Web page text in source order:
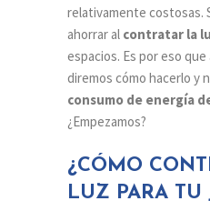
relativamente costosas.
ahorrar al contratar la
espacios. Es por eso
diremos cómo hacerlo y
consumo de energía
¿Empezamos?
¿CÓMO
LUZ PARA TU